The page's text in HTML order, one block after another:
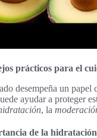
prácticos para el
desempeña un papel
ayudar a proteger
, la
de la hidratación